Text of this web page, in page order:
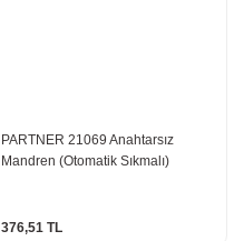
PARTNER 21069 Anahtarsız
Mandren (Otomatik Sıkmalı)
376,51 TL